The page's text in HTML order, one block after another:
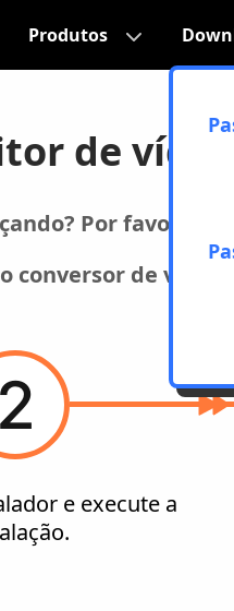
Produtos
de vídeo
Por favor
conversor de vídeo
2
e execute a